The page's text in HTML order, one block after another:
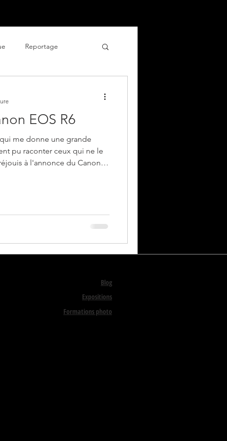
Reportage
EOS R6
me donne une grande
pu raconter ceux qui ne le
à l'annonce du Canon
Blog
Expositions
Formations photo